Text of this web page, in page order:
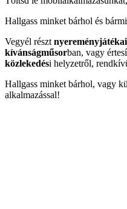
Hallgass minket bárhol és
Vegyél részt
kívánságműsorban, vagy
közlekedési helyzetről,
Hallgass minket bárhol, vagy
alkalmazással!